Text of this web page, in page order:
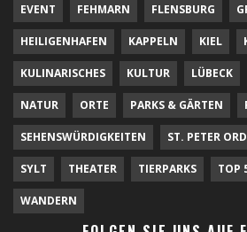
EVENT FEHMARN FLENSBURG
HEILIGENHAFEN KAPPELN KIEL
KULINARISCHES KULTUR LÜBECK
NATUR ORTE PARKS & GÄRTEN
SEHENSWÜRDIGKEITEN ST. PETER
SYLT THEATER TIERPARKS TOP
WANDERN